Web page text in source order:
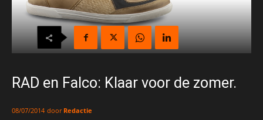
RAD en Falco: Klaar voor de zomer.
08/07/2014 door Redactie